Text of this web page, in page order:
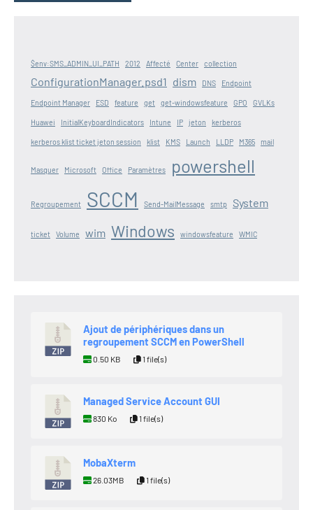
$env:SMS_ADMIN_UI_PATH 2012 Affecté Center collection
ConfigurationManager.psd1 dism DNS Endpoint
Endpoint Manager ESD feature get get-windowsfeature GPO GVLKs
Huawei InitialKeyboardIndicators Intune IP jeton kerberos
kerberos klist ticket jeton session klist KMS Launch LLDP M365 mail
Masquer Microsoft Office Paramètres powershell
Regroupement SCCM Send-MailMessage smtp System
ticket Volume wim Windows windowsfeature WMIC
Ajout de périphériques dans un
regroupement SCCM en PowerShell
0.50 KB 1 file(s)
Managed Service Account GUI
830 Ko 1 file(s)
MobaXterm
26.03MB 1 file(s)